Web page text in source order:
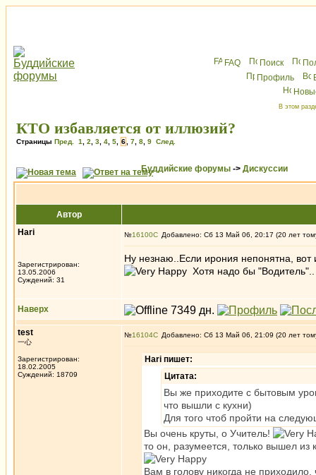
FAQ Поиск
Профиль
В этом
КТО избавляется от иллюзий?
Страницы Пред. 1 2 3 4 5 6 7 8 9 След.
Буддийские форумы -> Дискуссии
Автор
Hari
Зарегистрирован:
13.05.2006
Суждений: 31
№16100 Добавлено: Сб 13 Май 06, 20:17 (20 лет
Ну незнаю..Если ирония непонятна,
Хотя надо бы
Наверх
test
一心
Зарегистрирован:
18.02.2005
Суждений: 18709
№16104 Добавлено: Сб 13 Май 06, 21:09 (20 лет
Hari пишет:
Цитата:
Вы же приходите с бытовым
что вышли с кухни)
Для того чтоб пройти на
Вы очень круты, о Учитель!
то он, разумеется, только вышел из
Вам в голову никогда не